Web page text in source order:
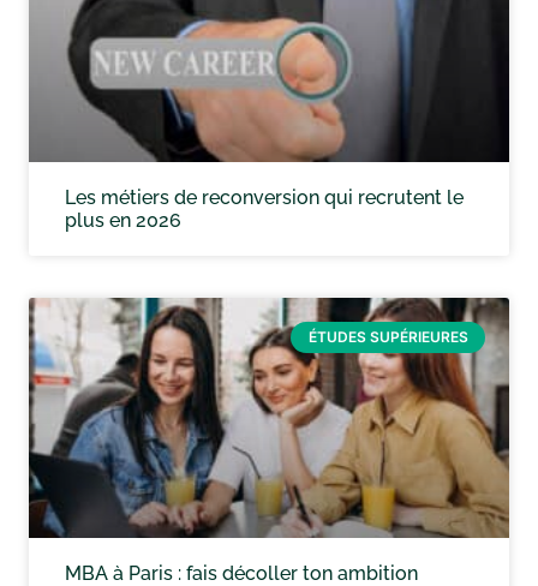
Les métiers de reconversion qui recrutent le
plus en 2026
ÉTUDES SUPÉRIEURES
MBA à Paris : fais décoller ton ambition